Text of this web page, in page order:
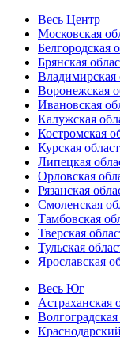
Весь Центр
Московская
Белгородская
Брянская
Владимирская
Воронежская
Ивановская
Калужская
Костромская
Курская
Липецкая
Орловская
Рязанская
Смоленская
Тамбовская
Тверская
Тульская
Ярославская
Весь Юг
Астраханская
Волгоградская